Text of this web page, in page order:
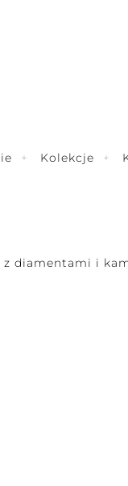
Kolekcje
z diamentami i